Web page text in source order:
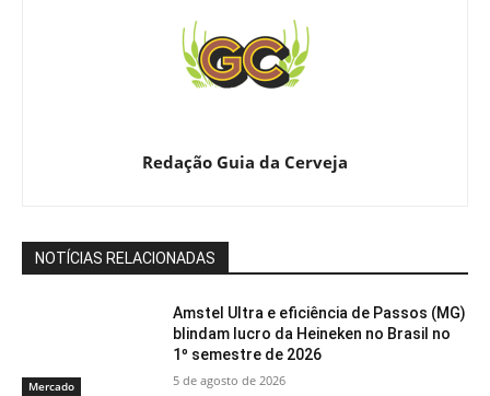
Redação Guia da Cerveja
NOTÍCIAS RELACIONADAS
Mercado
Amstel Ultra e eficiência de Passos (MG)
blindam lucro da Heineken no Brasil no
1º semestre de 2026
5 de agosto de 2026